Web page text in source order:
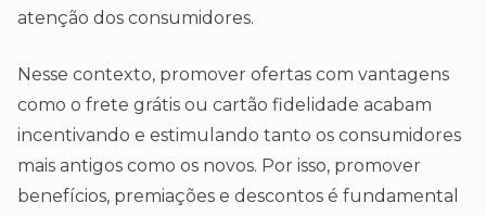
atenção dos consumidores.
Nesse contexto, promover ofertas com vantagens
como o frete grátis ou cartão fidelidade acabam
incentivando e estimulando tanto os consumidores
mais antigos como os novos. Por isso, promover
benefícios, premiações e descontos é fundamental